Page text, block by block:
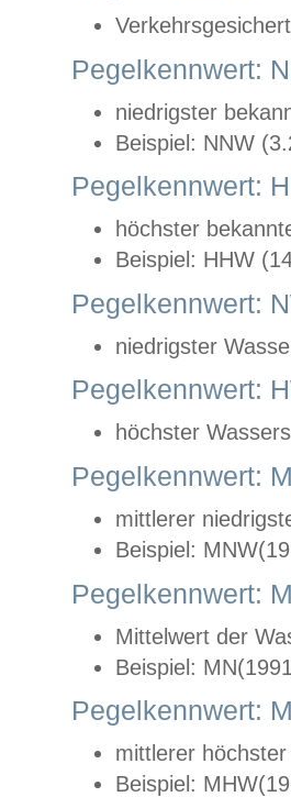
Pegelkennwert:
niedrigster
Beispiel: NNW
Pegelkennwert:
höchster
Beispiel: HHW
Pegelkennwert:
niedrigster
Pegelkennwert:
höchster
Pegelkennwert:
mittlerer
Beispiel:
Pegelkennwert:
Mittelwert der
Beispiel:
Pegelkennwert:
mittlerer
Beispiel: